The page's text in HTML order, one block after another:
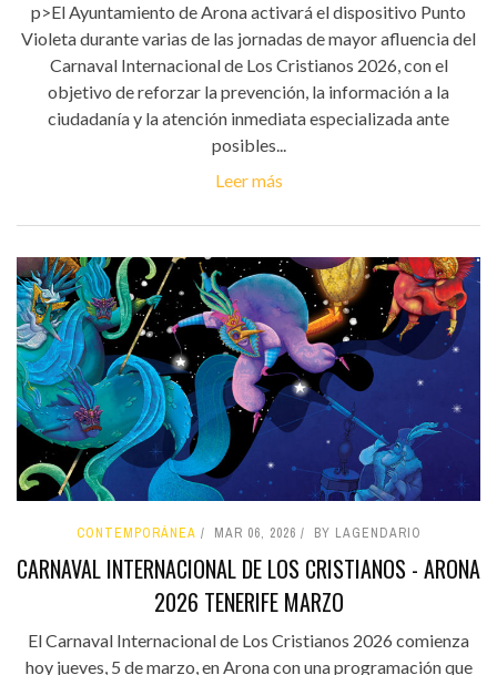
p>El Ayuntamiento de Arona activará el dispositivo Punto
Violeta durante varias de las jornadas de mayor afluencia del
Carnaval Internacional de Los Cristianos 2026, con el
objetivo de reforzar la prevención, la información a la
ciudadanía y la atención inmediata especializada ante
posibles...
Leer más
CONTEMPORÁNEA MAR 06, 2026 BY LAGENDARIO
CARNAVAL INTERNACIONAL DE LOS CRISTIANOS - ARONA
2026 TENERIFE MARZO
El Carnaval Internacional de Los Cristianos 2026 comienza
hoy jueves, 5 de marzo, en Arona con una programación que